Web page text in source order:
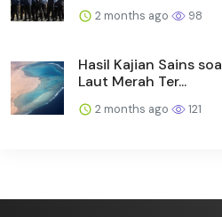
2 months ago 98
Hasil Kajian Sains
Laut Merah Ter...
2 months ago 121